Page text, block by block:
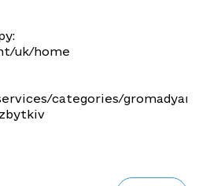
uk/home
categories/